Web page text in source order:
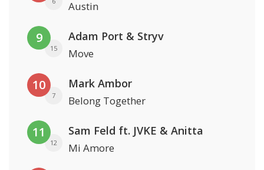
Austin
9
15
Adam Port & Stryv
Move
10
7
Mark Ambor
Belong Together
11
12
Sam Feld ft. JVKE & Anitta
Mi Amore